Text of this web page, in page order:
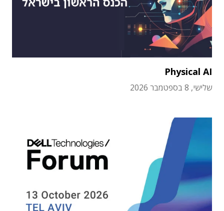
Physical AI
שלישי, 8 בספטמבר 2026